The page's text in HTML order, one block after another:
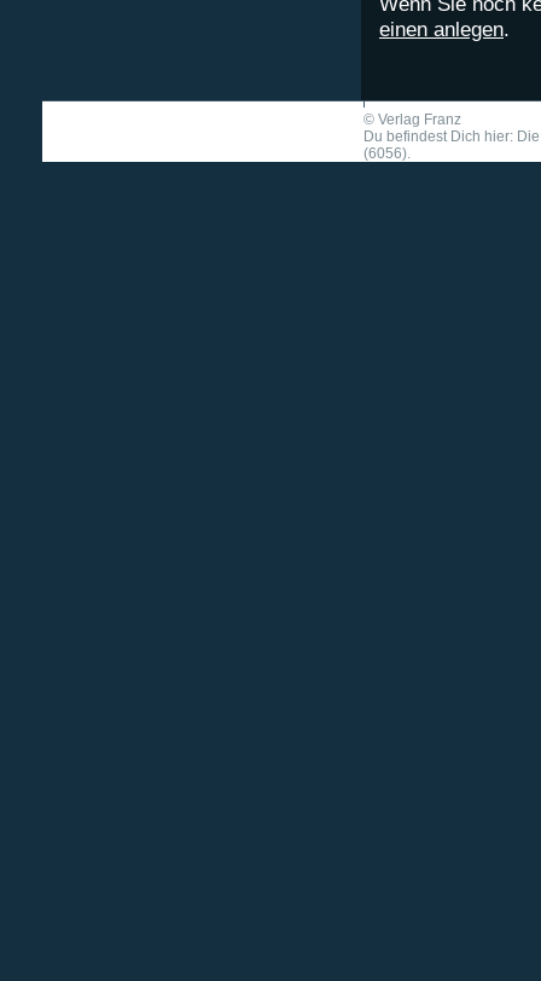
einen anlegen.
© Verlag Franz
Du befindest Dich hier:
(6056).